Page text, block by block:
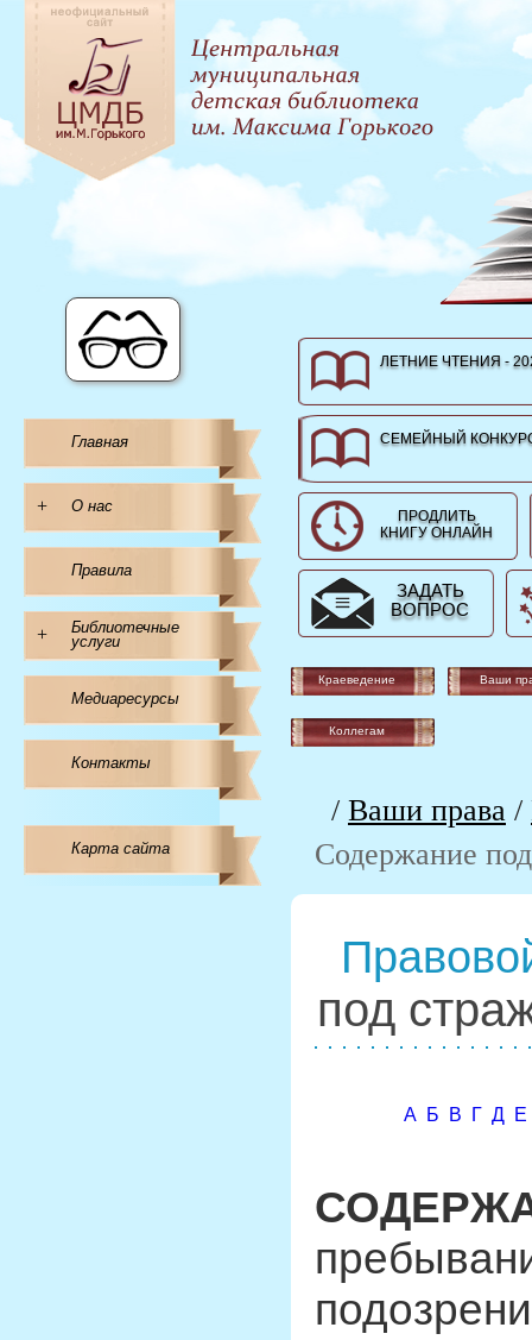
Главная
+ О нас
Правила
+
Библиотечные
услуги
Медиаресурсы
Контакты
Карта сайта
ЛЕТНИЕ ЧТЕНИЯ -
СЕМЕЙНЫЙ
ПРОДЛИТЬ
КНИГУ ОНЛАЙН
ЗАДАТЬ
ВОПРОС
Краеведение Ваши
Коллегам
/ Ваши права /
Содержание
под
А Б В Г Д Е